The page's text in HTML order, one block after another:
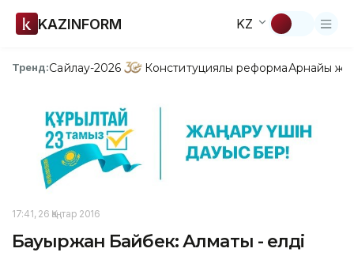
KAZINFORM KZ
Тренд:Сайлау-2026 Конституциялық реформаАрнайы
17:41, 26 Қаңтар 2016
Бауыржан Байбек: Алматы - елдің